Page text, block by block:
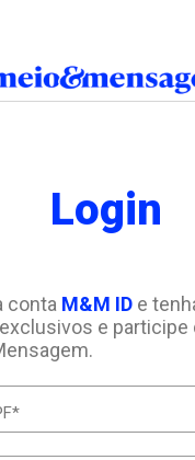
Login
conta M&M IDe
e participe